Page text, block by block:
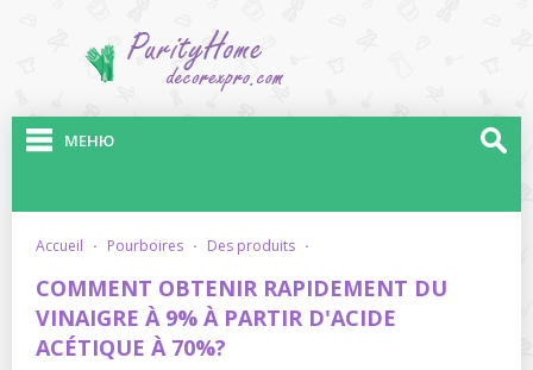
МЕНЮ
accueil · pourboires · des produits ·
COMMENT OBTENIR RAPIDEMENT DU
VINAIGRE À 9% À PARTIR D'ACIDE
ACÉTIQUE À 70%?